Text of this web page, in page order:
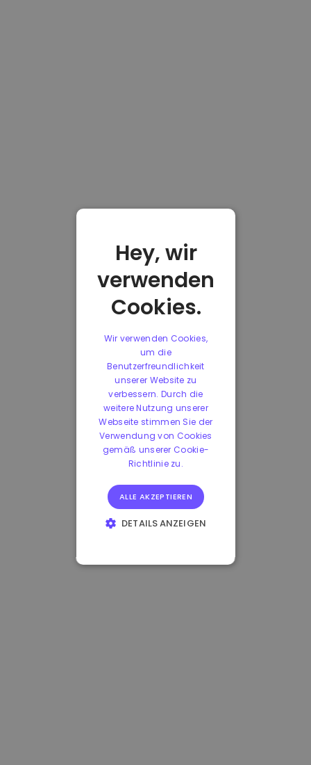
Hey, wir
verwenden
Cookies.
Wir verwenden Cookies,
um die
Benutzerfreundlichkeit
unserer Website zu
verbessern. Durch die
weitere Nutzung unserer
Webseite stimmen Sie der
Verwendung von Cookies
gemäß unserer Cookie-
Richtlinie zu.
ALLE AKZEPTIEREN
DETAILS ANZEIGEN